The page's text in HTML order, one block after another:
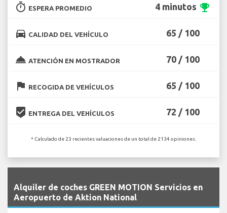
timer ESPERA PROMEDIO 4 minutos emoji_events
directions_car CALIDAD DEL VEHÍCULO 65 / 100
room_service ATENCIÓN EN MOSTRADOR 70 / 100
flag RECOGIDA DE VEHÍCULOS 65 / 100
beenhere ENTREGA DEL VEHÍCULOS 72 / 100
* Calculado de 23 recientes valuaciones de un total de 2134 opiniones.
Alquiler de coches GREEN MOTION Servicios en
Aeropuerto de Aktion National